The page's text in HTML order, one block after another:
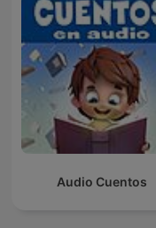
Audio Cuentos